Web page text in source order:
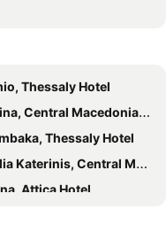
Thessaly Hotel
Central Macedonia Hotel
Thessaly Hotel
Central Macedonia Hotel
Attica Hotel